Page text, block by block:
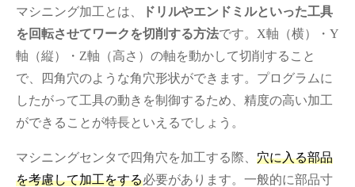
マシニング加工とは、
ドリルやエンドミルといった工具
を回転させてワークを切削する方法です。X軸（横）・Y
軸（縦）・Z軸（高さ）の軸を動かして切削すること
で、四角穴のような角穴形状ができます。プログラムに
したがって工具の動きを制御するため、精度の高い加工
ができることが特長といえるでしょう。
マシニングセンタで四角穴を加工する際、 穴に入る部品
を考慮して加工をする必要があります。一般的に部品寸